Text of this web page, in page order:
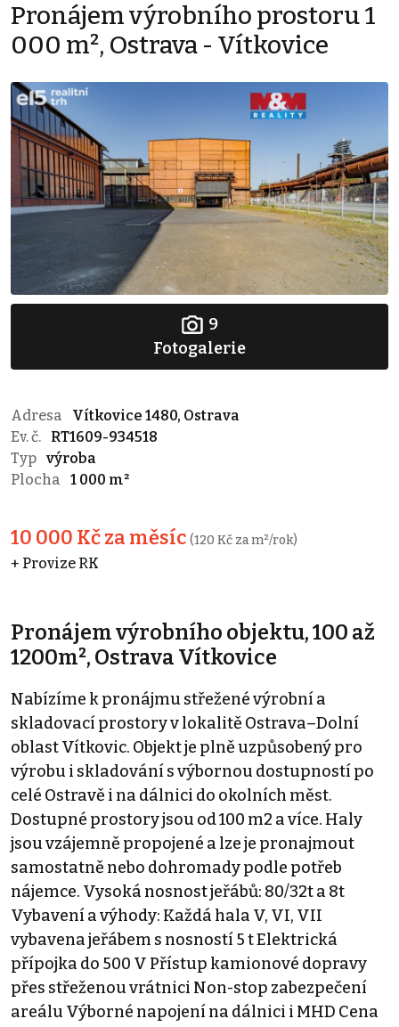
Pronájem výrobního prostoru 1
000 m², Ostrava - Vítkovice
9
Fotogalerie
Adresa
Vítkovice 1480, Ostrava
Ev. č.
RT1609-934518
Typ výroba
Plocha
1 000 m²
10 000 Kč za měsíc (120 Kč za m²/rok)
+ Provize RK
Pronájem výrobního objektu, 100 až
1200m², Ostrava Vítkovice
Nabízíme k pronájmu střežené výrobní a
skladovací prostory v lokalitě Ostrava–Dolní
oblast Vítkovic. Objekt je plně uzpůsobený pro
výrobu i skladování s výbornou dostupností po
celé Ostravě i na dálnici do okolních měst.
Dostupné prostory jsou od 100 m2 a více. Haly
jsou vzájemně propojené a lze je pronajmout
samostatně nebo dohromady podle potřeb
nájemce. Vysoká nosnost jeřábů: 80/32t a 8t
Vybavení a výhody: Každá hala V, VI, VII
vybavena jeřábem s nosností 5 t Elektrická
přípojka do 500 V Přístup kamionové dopravy
přes střeženou vrátnici Non-stop zabezpečení
areálu Výborné napojení na dálnici i MHD Cena